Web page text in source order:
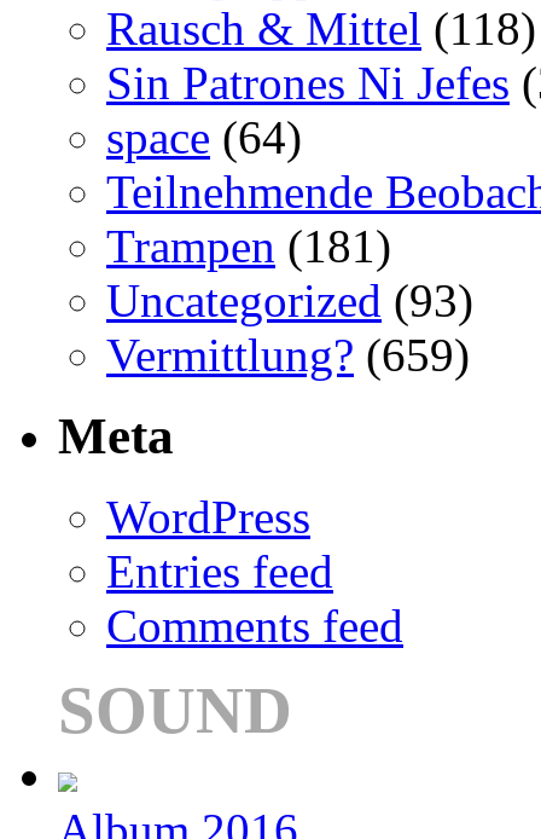
Rausch & Mittel (118)
Sin Patrones Ni Jefes
space (64)
Teilnehmende
Trampen (181)
Uncategorized (93)
Vermittlung? (659)
Meta
WordPress
Entries feed
Comments feed
SOUND